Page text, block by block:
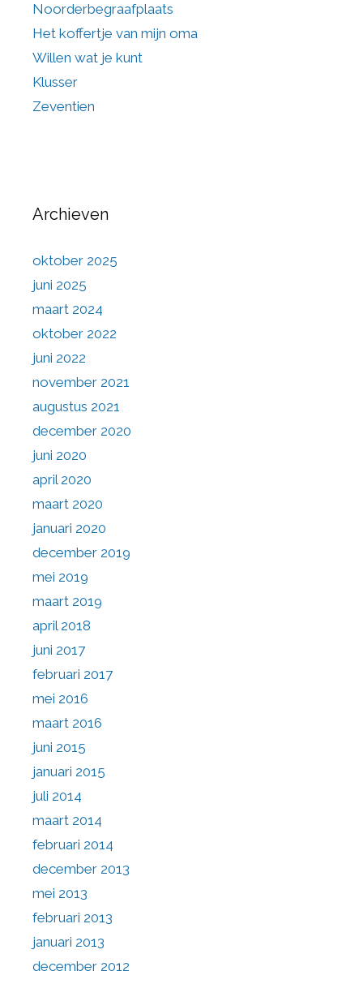
Noorderbegraafplaats
Het koffertje van mijn oma
Willen wat je kunt
Klusser
Zeventien
Archieven
oktober 2025
juni 2025
maart 2024
oktober 2022
juni 2022
november 2021
augustus 2021
december 2020
juni 2020
april 2020
maart 2020
januari 2020
december 2019
mei 2019
maart 2019
april 2018
juni 2017
februari 2017
mei 2016
maart 2016
juni 2015
januari 2015
juli 2014
maart 2014
februari 2014
december 2013
mei 2013
februari 2013
januari 2013
december 2012